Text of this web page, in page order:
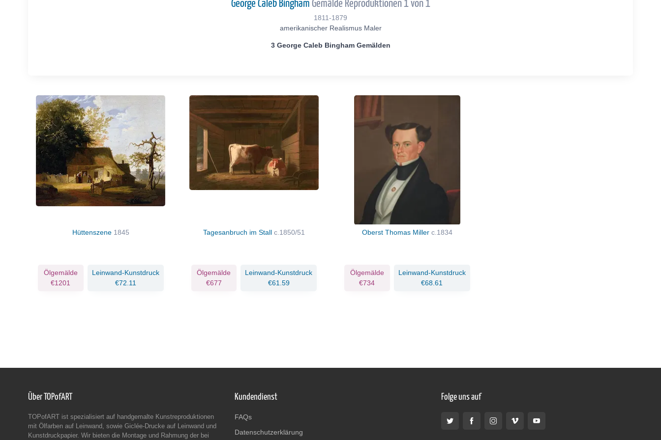
George Caleb Bingham Gemälde Reproduktionen 1 von 1
1811-1879
amerikanischer Realismus Maler
3 George Caleb Bingham Gemälden
Hüttenszene 1845
Ölgemälde
€1201
Leinwand-Kunstdruck
€72.11
Tagesanbruch im Stall c.1850/51
Ölgemälde
€677
Leinwand-Kunstdruck
€61.59
Oberst Thomas Miller c.1834
Ölgemälde
€734
Leinwand-Kunstdruck
€68.61
Über TOPofART
TOPofART ist spezialisiert auf handgemalte Kunstreproduktionen
mit Ölfarben auf Leinwand, sowie Giclée-Drucke auf Leinwand und
Kunstdruckpapier. Wir bieten die Montage und Rahmung der bei
Kundendienst
FAQs
Datenschutzerklärung
Folge uns auf